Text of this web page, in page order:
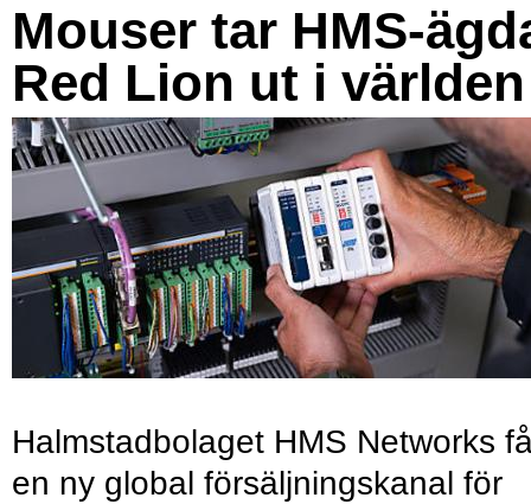
Mouser tar HMS-
Red Lion ut i världen
Halmstadbolaget HMS Networks
en ny global försäljningskanal för